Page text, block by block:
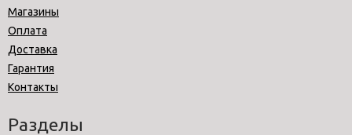
Магазины
Оплата
Доставка
Гарантия
Контакты
Разделы